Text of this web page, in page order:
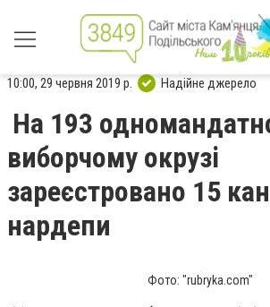
10:00, 29 червня 2019 р. Надійне джерело
На 193
виборчому окрузі
зареєстровано 15
нардепи
Фото: "rubryka.com"